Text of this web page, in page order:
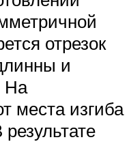
отрезок
и
На
места изгиба